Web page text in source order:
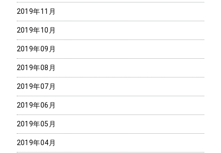
2019年11月
2019年10月
2019年09月
2019年08月
2019年07月
2019年06月
2019年05月
2019年04月